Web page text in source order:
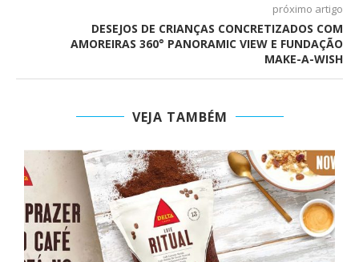
próximo artigo
DESEJOS DE CRIANÇAS CONCRETIZADOS COM
AMOREIRAS 360° PANORAMIC VIEW E FUNDAÇÃO
MAKE-A-WISH
VEJA TAMBÉM